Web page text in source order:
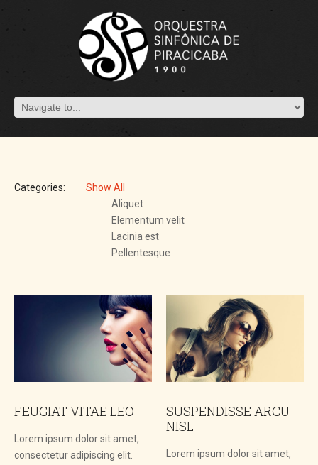
Categories:
Show All
Aliquet
Elementum velit
Lacinia est
Pellentesque
FEUGIAT VITAE LEO
Lorem ipsum dolor sit amet,
consectetur adipiscing elit.
SUSPENDISSE ARCU
NISL
Lorem ipsum dolor sit amet,